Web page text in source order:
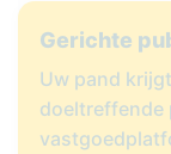
Gerichte
Uw pand
doeltreffende